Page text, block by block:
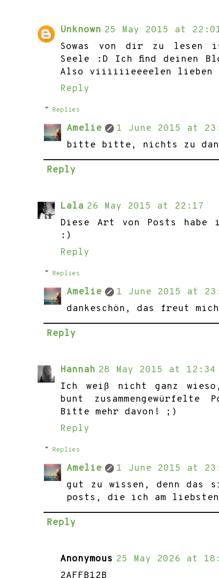
Unknown 25 May 2015 at
Sowas von dir zu
Seele :D Ich find deinen
Also viiiiiieeeelen lieben
Reply
Replies
Amelie
1 June 2015 at
bitte bitte, nichts zu
Reply
Lala 26 May 2015 at 22:17
Diese Art von Posts habe
:)
Reply
Replies
Amelie
1 June 2015 at
dankeschön, das freut
Reply
Hannah 28 May 2015 at 12:34
Ich weiß nicht ganz
bunt zusammengewürfelte
Bitte mehr davon! ;)
Reply
Replies
Amelie
1 June 2015 at
gut zu wissen, denn das
posts, die ich am
Reply
Anonymous 25 May 2026 at
2AFFB12B